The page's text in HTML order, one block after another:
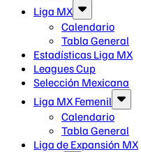
Liga MX
Calendario
Tabla General
Estadísticas Liga MX
Leagues Cup
Selección Mexicana
Liga MX Femenil
Calendario
Tabla General
Liga de Expansión MX